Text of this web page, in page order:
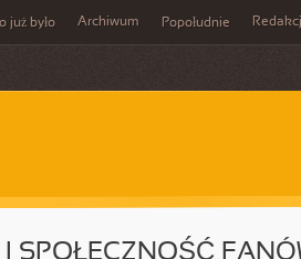
już było Archiwum Popołudnie
I SPOŁECZNOŚĆ